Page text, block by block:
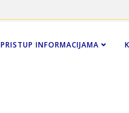
PRISTUP INFORMACIJAMA